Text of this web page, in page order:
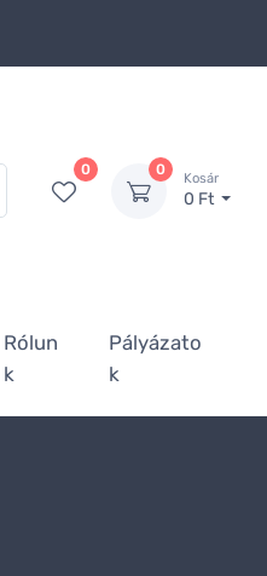
0 0
Kosár
0 Ft
Rólun
k
Pályázato
k